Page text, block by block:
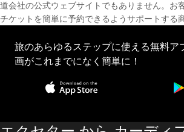
道会社の公式ウェブサイトでもありません。お
チケットを簡単に予約できるようサポートする
旅のあらゆるステップに使える無料
画がこれまでになく簡単に！